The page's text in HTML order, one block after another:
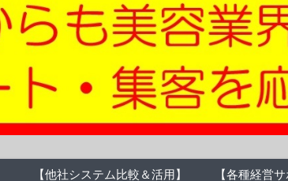
【他社システム比較＆活用】 【各種経営